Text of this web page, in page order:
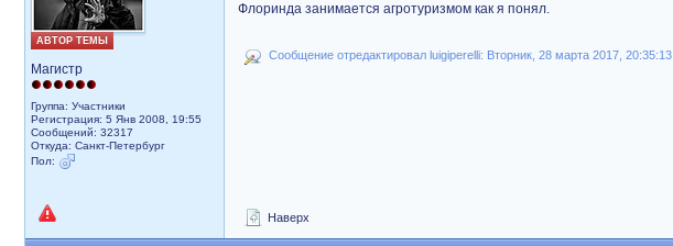
АВТОР ТЕМЫ
Магистр
Группа: Участники
Регистрация: 5 Янв 2008, 19:55
Сообщений: 32317
Откуда: Санкт-Петербург
Пол:
Флоринда занимается агротуризмом как я понял.
Сообщение отредактировал luigiperelli: Вторник, 28 марта 2017, 20:35:13
Наверх